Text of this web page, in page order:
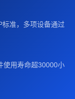
准，多项设备通过
使用寿命超30000小